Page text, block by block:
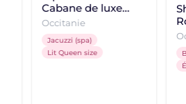
Cabane de luxe
avec jacuzzi privatif
Occitanie
Jacuzzi (spa)
Lit Queen size